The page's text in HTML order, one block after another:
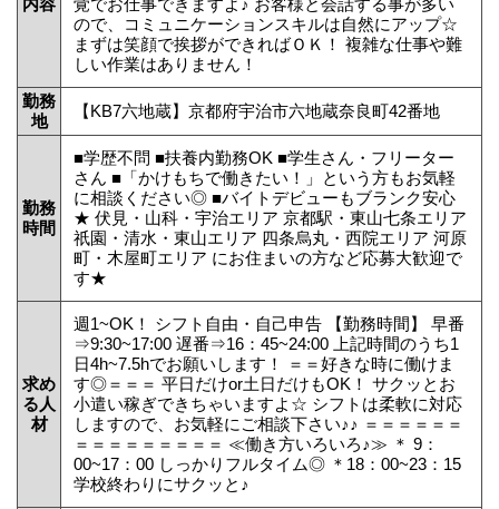
ので、コミュニケーションスキルは自然にアップ☆
まずは笑顔で挨拶ができればＯＫ！ 複雑な仕事や難
しい作業はありません！
勤務
地
【KB7六地蔵】京都府宇治市六地蔵奈良町42番地
勤務
時間
■学歴不問 ■扶養内勤務OK ■学生さん・フリーター
さん ■「かけもちで働きたい！」という方もお気軽
に相談ください◎ ■バイトデビューもブランク安心
★ 伏見・山科・宇治エリア 京都駅・東山七条エリア
祇園・清水・東山エリア 四条烏丸・西院エリア 河原
町・木屋町エリア にお住まいの方など応募大歓迎で
す★
求め
る人
材
週1~OK！ シフト自由・自己申告 【勤務時間】 早番
⇒9:30~17:00 遅番⇒16：45~24:00 上記時間のうち1
日4h~7.5hでお願いします！ ＝＝好きな時に働けま
す◎＝＝＝ 平日だけor土日だけもOK！ サクッとお
小遣い稼ぎできちゃいますよ☆ シフトは柔軟に対応
しますので、お気軽にご相談下さい♪♪ ＝＝＝＝＝＝
＝＝＝＝＝＝＝＝＝ ≪働き方いろいろ♪≫ ＊ 9：
00~17：00 しっかりフルタイム◎ ＊18：00~23：15
学校終わりにサクッと♪